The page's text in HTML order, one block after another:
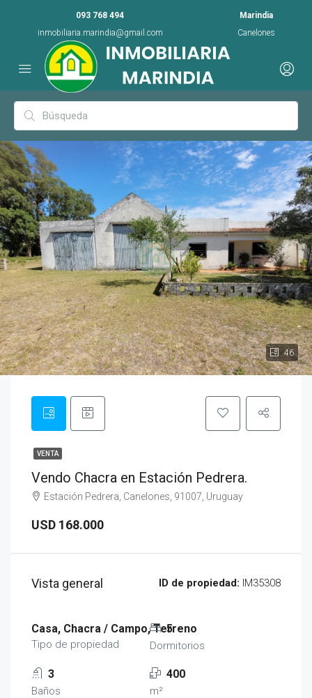
093 768 494
inmobiliaria.marindia@gmail.com
Marindia
Canelones
46
VENTA
Vendo Chacra en Estación Pedrera.
Estación Pedrera, Canelones, 91007, Uruguay
USD 168.000
Vista general ID de propiedad: IM35308
Casa, Chacra / Campo, Terreno
Tipo de propiedad
5
Dormitorios
3
Baños
400
m²